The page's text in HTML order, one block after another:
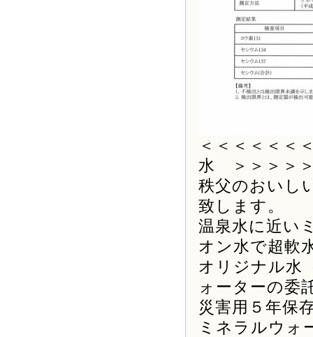
＜＜＜＜＜
水 ＞＞＞＞
秩父のおいし
致します。
温泉水に近い
オン水で超軟
オリジナル水
ォーターの委
災害用５年保
ミネラルウォ